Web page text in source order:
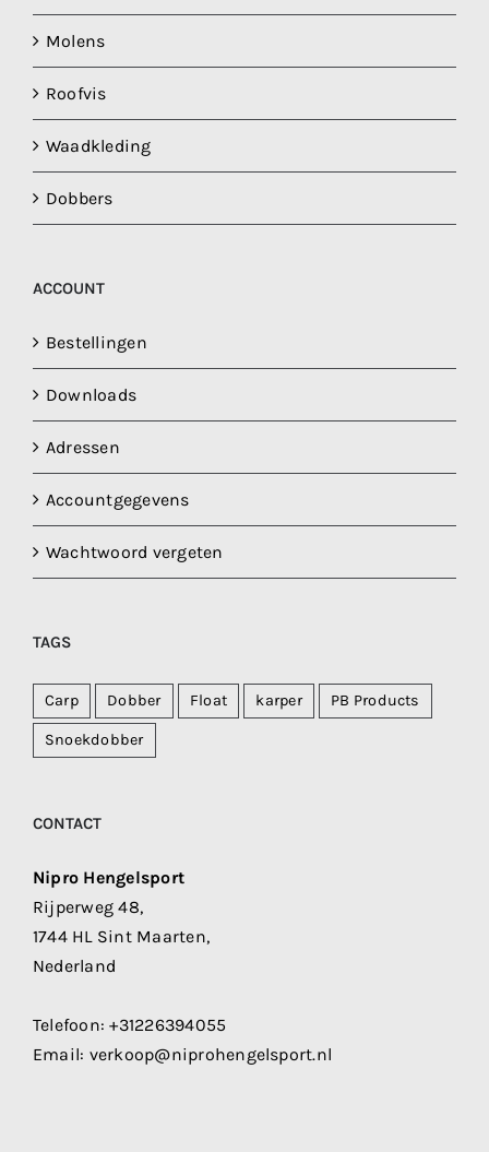
Molens
Roofvis
Waadkleding
Dobbers
ACCOUNT
Bestellingen
Downloads
Adressen
Accountgegevens
Wachtwoord vergeten
TAGS
Carp Dobber Float karper PB Products
Snoekdobber
CONTACT
Nipro Hengelsport
Rijperweg 48,
1744 HL Sint Maarten,
Nederland
Telefoon:+31226394055
Email: verkoop@niprohengelsport.nl